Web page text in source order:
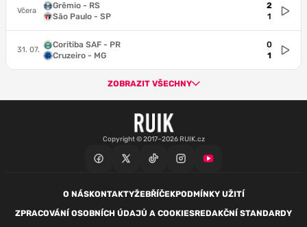
Včera
Grêmio - RS
São Paulo - SP
2
1
31. 07.
Coritiba SAF - PR
Cruzeiro - MG
0
1
ZOBRAZIT VŠECHNY
Copyright © 2017–2026 RUIK.cz
O NÁSKONTAKTYŽEBŘÍČEKPODMÍNKY UŽITÍ
ZPRACOVÁNÍ OSOBNÍCH ÚDAJŮ A COOKIESREDAKČNÍ STANDARDY